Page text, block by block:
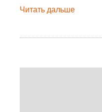
Читать дальше